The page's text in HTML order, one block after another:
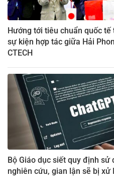
Hướng tới tiêu chuẩn quốc
sự kiện hợp tác giữa Hải
CTECH
Bộ Giáo dục siết quy định sử
nghiên cứu, gian lận sẽ bị xử